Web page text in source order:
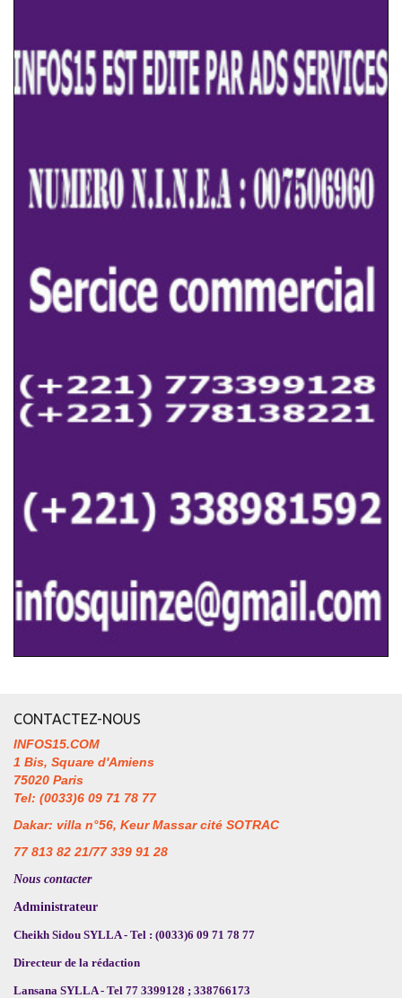
CONTACTEZ-NOUS
INFOS15.COM
1 Bis, Square d'Amiens
75020 Paris
Tel: (0033)6 09 71 78 77
Dakar: villa n°56, Keur Massar cité SOTRAC
77 813 82 21/77 339 91 28
Nous contacter
Administrateur
Cheikh Sidou SYLLA - Tel : (0033)6 09 71 78 77
Directeur de la rédaction
Lansana SYLLA - Tel 77 3399128 ; 338766173